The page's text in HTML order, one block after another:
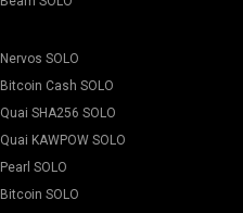
Nervos SOLO
Bitcoin Cash SOLO
Quai SHA256 SOLO
Quai KAWPOW SOLO
Pearl SOLO
Bitcoin SOLO